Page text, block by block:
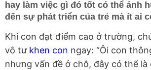
hay làm việc gì đó tốt có thể ảnh
đến sự phát triển của trẻ mà ít ai
Khi con đạt điểm cao ở trường,
vô tư khen con ngay: “Ôi con
nhưng vấn đề ở chỗ, đây có thể là